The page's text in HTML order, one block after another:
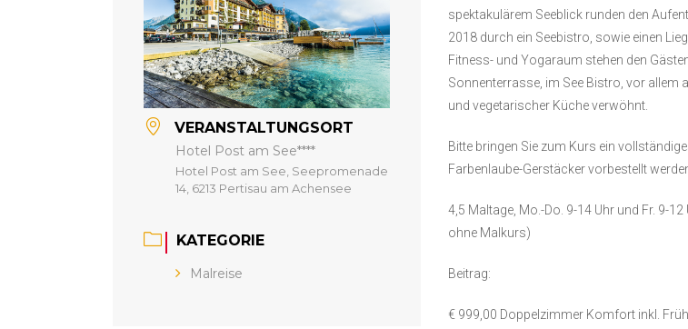
VERANSTALTUNGSORT
Hotel Post am See****
Hotel Post am See, Seepromenade
14, 6213 Pertisau am Achensee
KATEGORIE
Malreise
spektakulärem Seeblick runden den
2018 durch ein Seebistro, sowie einen
Fitness- und Yogaraum stehen den
Sonnenterrasse, im See Bistro, vor allem
und vegetarischer Küche verwöhnt.
Bitte bringen Sie zum Kurs ein
Farbenlaube-Gerstäcker vorbestellt
4,5 Maltage, Mo.-Do. 9-14 Uhr und Fr. 9-
ohne Malkurs)
Beitrag:
€ 999,00 Doppelzimmer Komfort inkl.